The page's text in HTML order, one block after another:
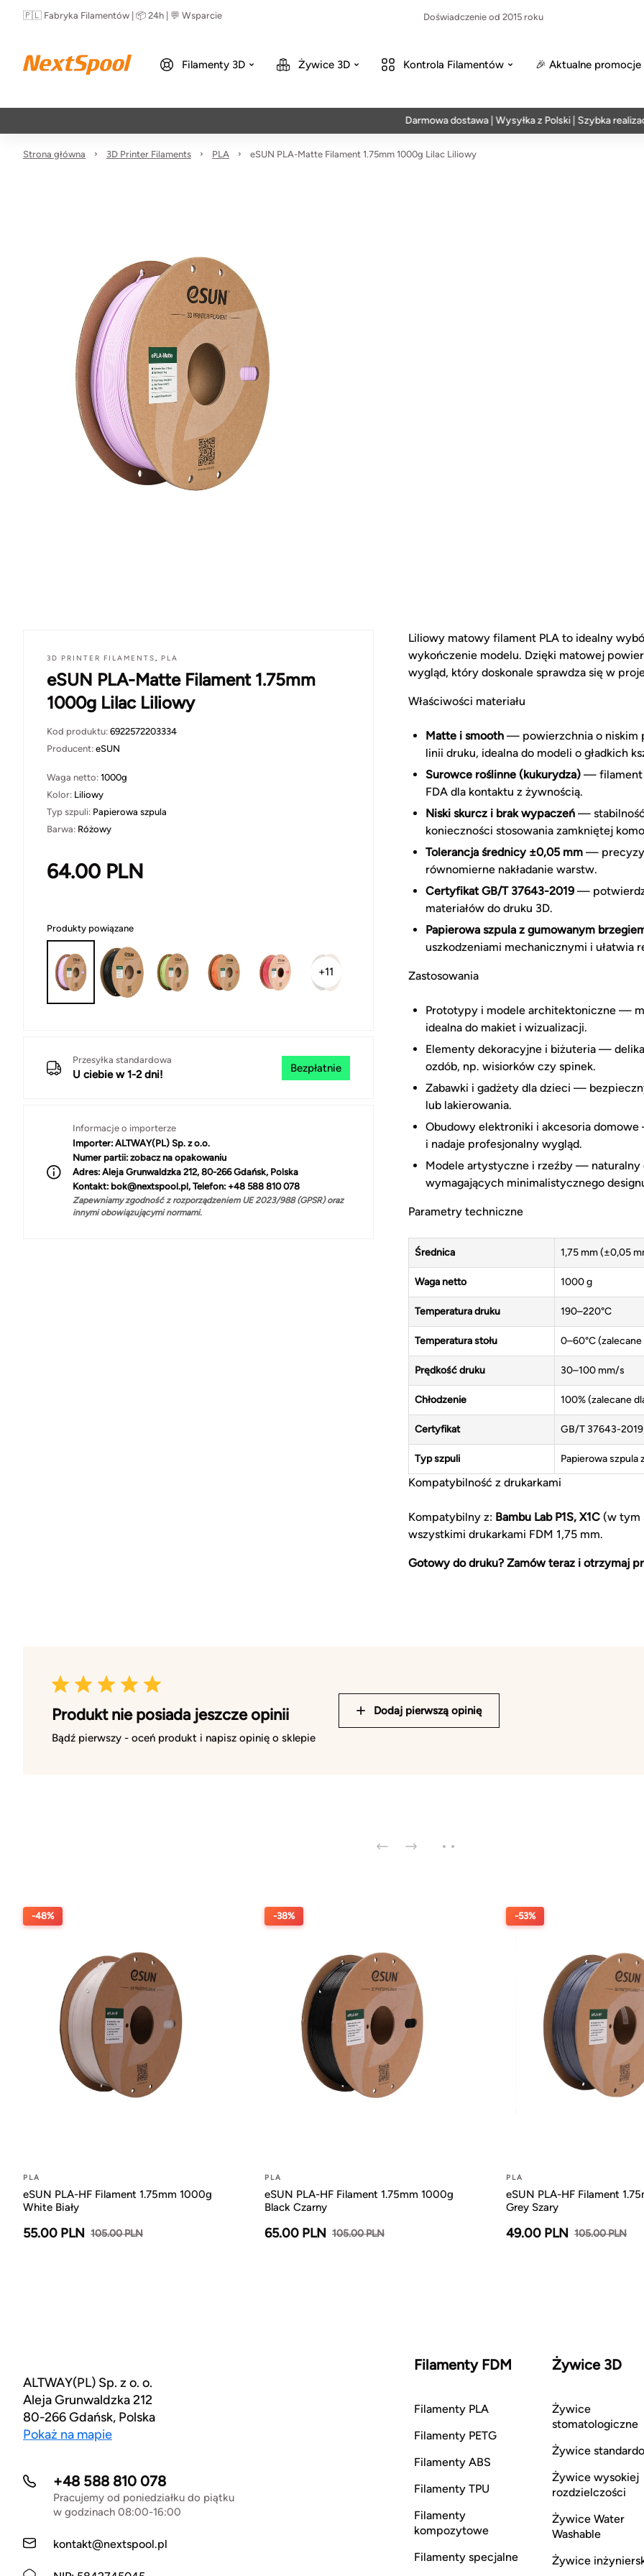
🇵🇱 Fabryka Filamentów | 📦 24h | 💬 Wsparcie Doświadczenie od 2015 roku
Filamenty 3D Żywice 3D Kontrola Filamentów 🎉 Aktualne promocje
Darmowa dostawa | Wysyłka z Polski | Szybka realizacja w
Strona główna 3D Printer Filaments PLA eSUN PLA-Matte Filament 1.75mm 1000g Lilac Liliowy
3D PRINTER FILAMENTS, PLA
eSUN PLA-Matte Filament 1.75mm
1000g Lilac Liliowy
Kod produktu: 6922572203334
Producent: eSUN
Waga netto: 1000g
Kolor: Liliowy
Typ szpuli: Papierowa szpula
Barwa: Różowy
64.00 PLN
Produkty powiązane
+11
Przesyłka standardowa
U ciebie w 1-2 dni!
Bezpłatnie
Informacje o importerze
Importer: ALTWAY(PL) Sp. z o.o.
Numer partii: zobacz na opakowaniu
Adres: Aleja Grunwaldzka 212, 80-266 Gdańsk, Polska
Kontakt: bok@nextspool.pl, Telefon: +48 588 810 078
Zapewniamy zgodność z rozporządzeniem UE 2023/988 (GPSR) oraz
innymi obowiązującymi normami.
Liliowy matowy filament PLA to idealny
wykończenie modelu. Dzięki matowej
wygląd, który doskonale sprawdza się w
Właściwości materiału
Matte i smooth — powierzchnia o niskim
linii druku, idealna do modeli o gładkich
Surowce roślinne (kukurydza) — filament
FDA dla kontaktu z żywnością.
Niski skurcz i brak wypaczeń —
konieczności stosowania zamkniętej
Tolerancja średnicy ±0,05 mm —
równomierne nakładanie warstw.
Certyfikat GB/T 37643-2019 —
materiałów do druku 3D.
Papierowa szpula z gumowanym
uszkodzeniami mechanicznymi i ułatwia
Zastosowania
Prototypy i modele architektoniczne —
idealna do makiet i wizualizacji.
Elementy dekoracyjne i biżuteria —
ozdób, np. wisiorków czy spinek.
Zabawki i gadżety dla dzieci —
lub lakierowania.
Obudowy elektroniki i akcesoria
i nadaje profesjonalny wygląd.
Modele artystyczne i rzeźby —
wymagających minimalistycznego
Parametry techniczne
Średnica 1,75 mm (±0,05
Waga netto 1000 g
Temperatura druku 190–220°C
Temperatura stołu 0–60°C
Prędkość druku 30–100 mm/s
Chłodzenie 100% (zalecane
Certyfikat GB/T 37643-
Typ szpuli Papierowa szpula
Kompatybilność z drukarkami
Kompatybilny z: Bambu Lab P1S, X1C (w tym
wszystkimi drukarkami FDM 1,75 mm.
Gotowy do druku? Zamów teraz i otrzymaj
Produkt nie posiada jeszcze opinii
Bądź pierwszy - oceń produkt i napisz opinię o sklepie
Dodaj pierwszą opinię
-48%
PLA
eSUN PLA-HF Filament 1.75mm 1000g
White Biały
55.00 PLN 105.00 PLN
-38%
PLA
eSUN PLA-HF Filament 1.75mm 1000g
Black Czarny
65.00 PLN 105.00 PLN
-53%
PLA
eSUN PLA-HF Filament
Grey Szary
49.00 PLN 105.00 PLN
ALTWAY(PL) Sp. z o. o.
Aleja Grunwaldzka 212
80-266 Gdańsk, Polska
Pokaż na mapie
+48 588 810 078
Pracujemy od poniedziałku do piątku
w godzinach 08:00-16:00
kontakt@nextspool.pl
Filamenty FDM
Filamenty PLA
Filamenty PETG
Filamenty ABS
Filamenty TPU
Filamenty
kompozytowe
Filamenty specjalne
Żywice 3D
Żywice
stomatologiczne
Żywice
Żywice wysokiej
rozdzielczości
Żywice Water
Washable
Żywice